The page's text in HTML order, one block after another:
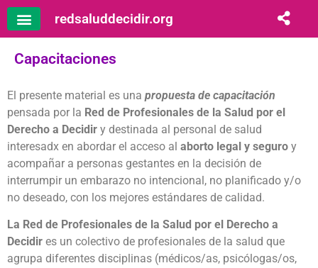
redsaluddecidir.org
Capacitaciones
El presente material es una propuesta de capacitación
pensada por la Red de Profesionales de la Salud por el
Derecho a Decidir y destinada al personal de salud
interesadx en abordar el acceso al aborto legal y seguro y
acompañar a personas gestantes en la decisión de
interrumpir un embarazo no intencional, no planificado y/o
no deseado, con los mejores estándares de calidad.
La Red de Profesionales de la Salud por el Derecho a
Decidir es un colectivo de profesionales de la salud que
agrupa diferentes disciplinas (médicos/as, psicólogas/os,